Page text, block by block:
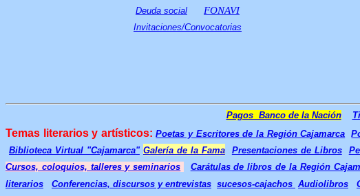
Deuda social
FONAVI
Invitaciones/Convocatorias
Pagos Banco de la Nación
Temas literarios y artísticos: Poetas y Escritores de la Región Cajamarca
Biblioteca Virtual "Cajamarca" Galería de la Fama Presentaciones de Libros
Cursos, coloquios, talleres y seminarios
Carátulas de libros de la Región
literarios
Conferencias, discursos y entrevistas sucesos-cajachos Audiolibros